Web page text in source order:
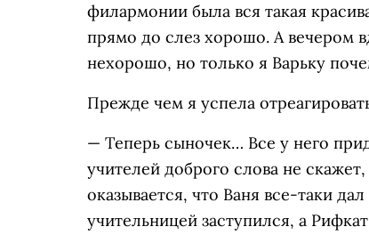
филармонии была вся такая
прямо до слез хорошо. А вечером
нехорошо, но только я Варьку
Прежде чем я успела
— Теперь сыночек… Все у него
учителей доброго слова не
оказывается, что Ваня все-таки
учительницей заступился, а